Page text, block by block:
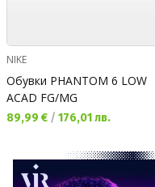
NIKE
Обувки PHANTOM 6 LOW
ACAD FG/MG
Текуща цена:
89,99 € / 176,01 лв.